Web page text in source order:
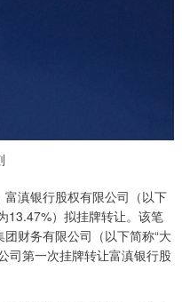
滇银行股权有限公司（以下
13.47%）拟挂牌转让。该笔
财务有限公司（以下简称“大
司第一次挂牌转让富滇银行股